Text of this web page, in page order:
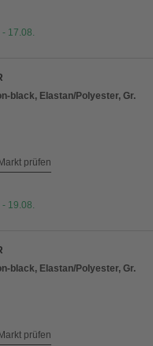
17.08.
black, Elastan/Polyester, Gr.
prüfen
19.08.
black, Elastan/Polyester, Gr.
prüfen